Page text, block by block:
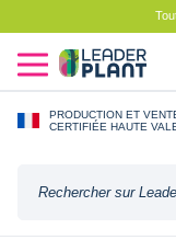
PRODUCTION ET
CERTIFIÉE HAUTE